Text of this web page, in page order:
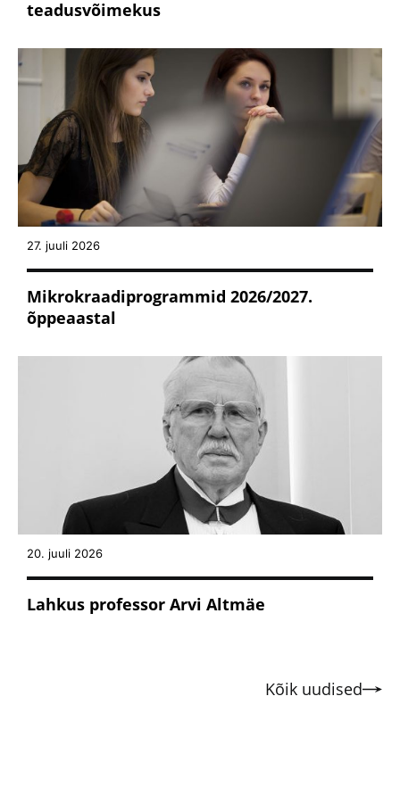
teadusvõimekus
27. juuli 2026
Mikrokraadiprogrammid 2026/2027.
õppeaastal
20. juuli 2026
Lahkus professor Arvi Altmäe
Kõik uudised